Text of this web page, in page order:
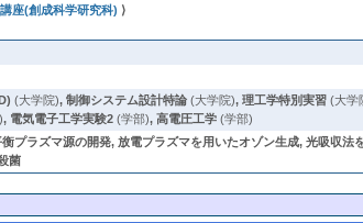
座(創成科学研究科) ⟩
(大学院),制御システム設計特論 (大学院),理工学特別実習 (大学
, 電気電子工学実験2 (学部),高電圧工学 (学部)
プラズマ源の開発, 放電プラズマを用いたオゾン生成, 光吸収
菌